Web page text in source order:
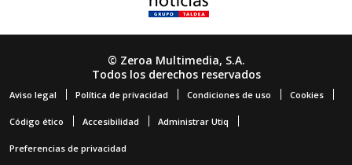
© Zeroa Multimedia, S.A.
Todos los derechos reservados
Aviso legal Política de privacidad Condiciones de uso Cookies
Código ético Accesibilidad Administrar Utiq
Preferencias de privacidad